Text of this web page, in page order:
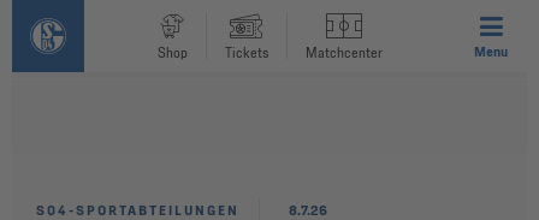
Shop Tickets Matchcenter Menu
S04-SPORTABTEILUNGEN 8.7.26